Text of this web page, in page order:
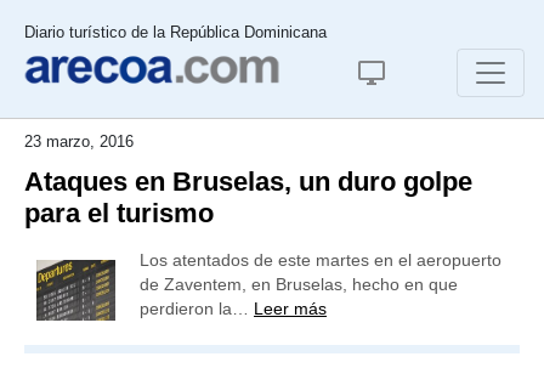
Diario turístico de la República Dominicana
23 marzo, 2016
Ataques en Bruselas, un duro golpe
para el turismo
Los atentados de este martes en el aeropuerto
de Zaventem, en Bruselas, hecho en que
perdieron la… Leer más